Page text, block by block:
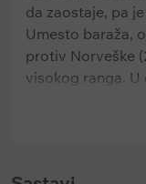
da zaostaje, pa
Umesto baraža,
protiv Norveške
visokog ranga. U